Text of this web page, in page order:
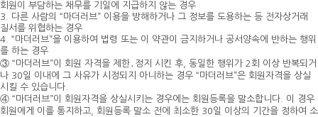
회원이 부담하는 채무를 기일에 지급하지 않는 경우
3. 다른 사람의 “마더러브” 이용을 방해하거나 그 정보를 도용하는 등 전자상거래
질서를 위협하는 경우
4. “마더러브”을 이용하여 법령 또는 이 약관이 금지하거나 공서양속에 반하는 행위
를 하는 경우
③ “마더러브”이 회원 자격을 제한․정지 시킨 후, 동일한 행위가 2회 이상 반복되거
나 30일 이내에 그 사유가 시정되지 아니하는 경우 “마더러브”은 회원자격을 상실
시킬 수 있습니다.
④ “마더러브”이 회원자격을 상실시키는 경우에는 회원등록을 말소합니다. 이 경우
회원에게 이를 통지하고, 회원등록 말소 전에 최소한 30일 이상의 기간을 정하여 소